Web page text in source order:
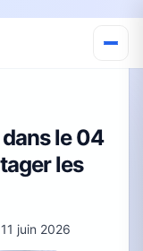
le 04
les
11 juin 2026